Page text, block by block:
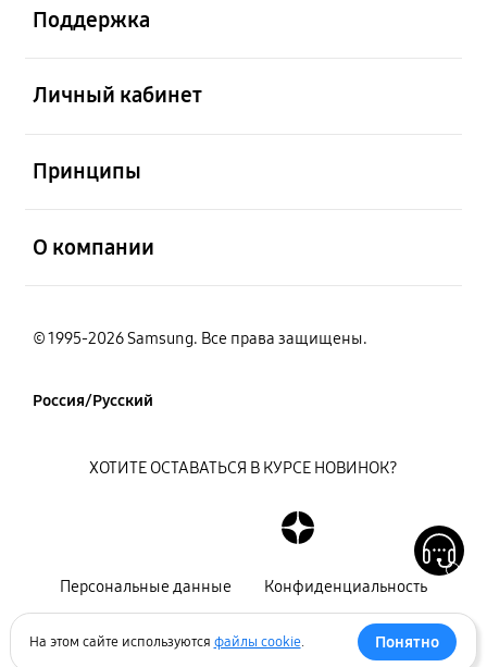
Поддержка
Личный кабинет
Принципы
О компании
© 1995-2026 Samsung. Все права защищены.
Россия/Русский
Персональные данные Конфиденциальность
ХОТИТЕ ОСТАВАТЬСЯ В КУРСЕ НОВИНОК?
На этом сайте используются файлы cookie. Понятно